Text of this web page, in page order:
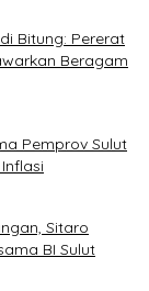
Bitung: Pererat
Beragam
Pemprov Sulut
Sitaro
BI Sulut